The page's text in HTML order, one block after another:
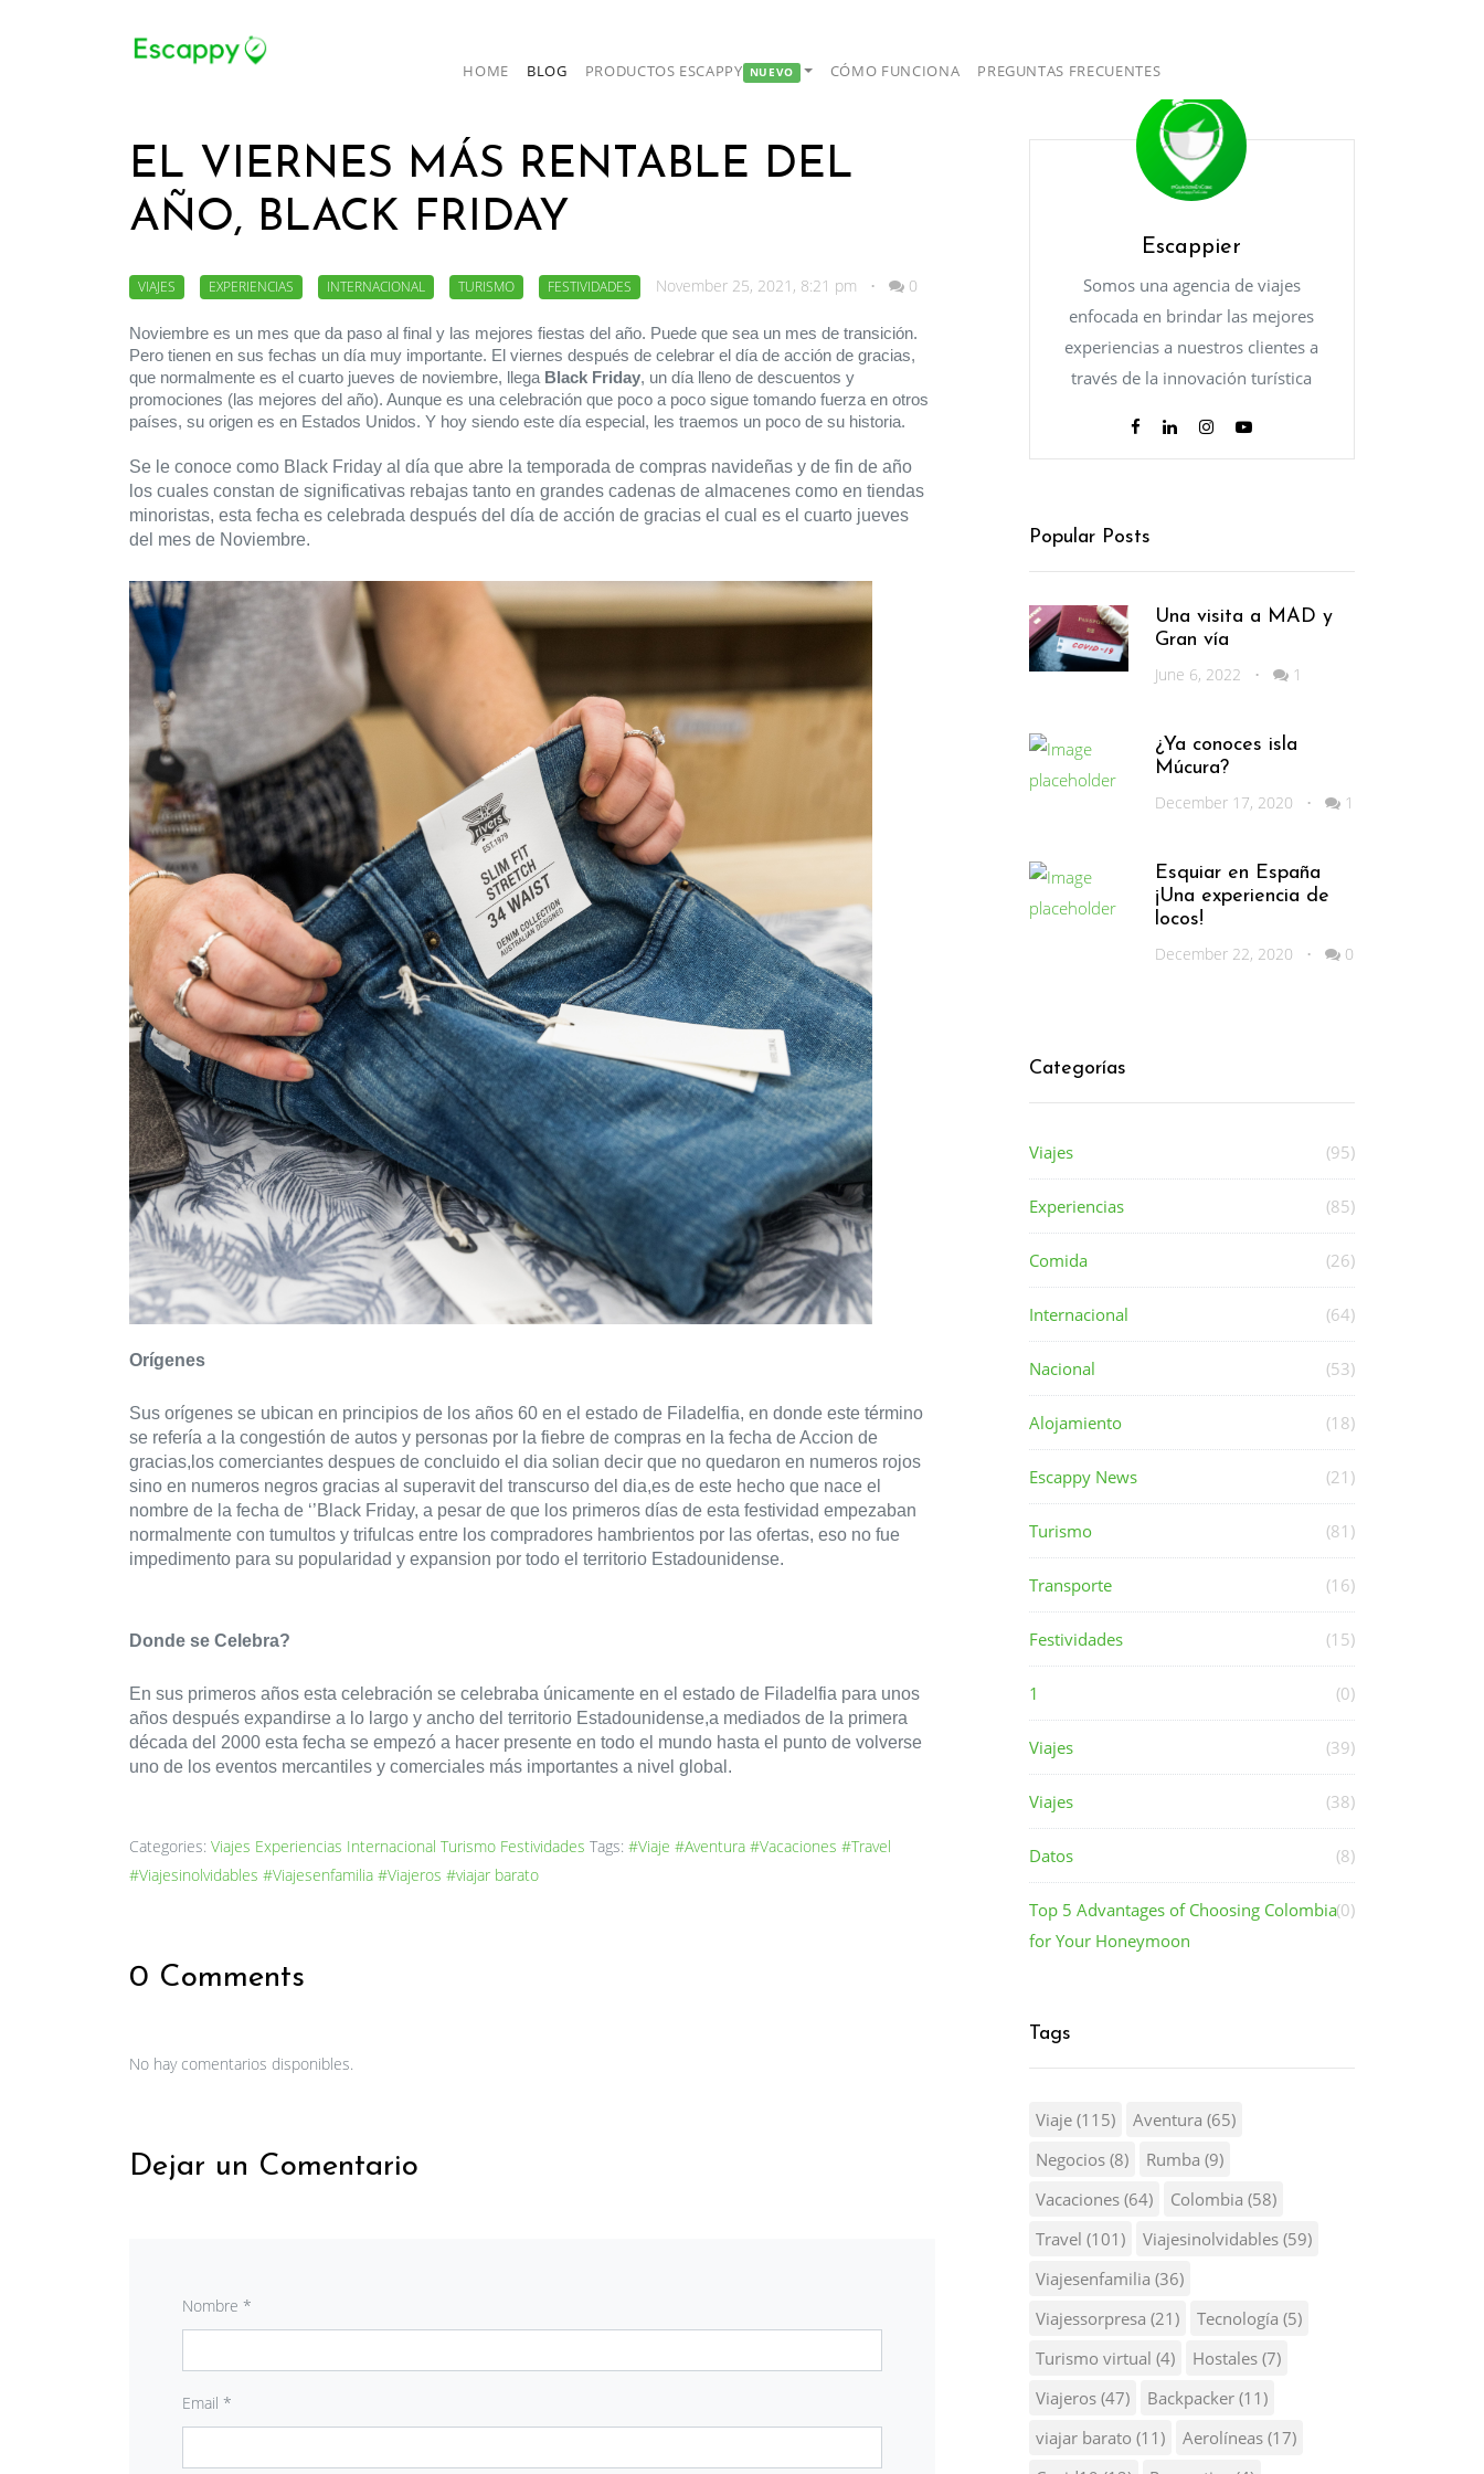
HOME BLOG PRODUCTOS ESCAPPY NUEVO CÓMO FUNCIONA PREGUNTAS FRECUENTES
EL VIERNES MÁS RENTABLE DEL
AÑO, BLACK FRIDAY
VIAJES EXPERIENCIAS INTERNACIONAL TURISMO FESTIVIDADES November 25, 2021, 8:21 pm • 0
Noviembre es un mes que da paso al final y las mejores fiestas del año. Puede que sea un mes de transición.
Pero tienen en sus fechas un día muy importante. El viernes después de celebrar el día de acción de gracias,
que normalmente es el cuarto jueves de noviembre, llega Black Friday, un día lleno de descuentos y
promociones (las mejores del año). Aunque es una celebración que poco a poco sigue tomando fuerza en otros
países, su origen es en Estados Unidos. Y hoy siendo este día especial, les traemos un poco de su historia.
Se le conoce como Black Friday al día que abre la temporada de compras navideñas y de fin de año
los cuales constan de significativas rebajas tanto en grandes cadenas de almacenes como en tiendas
minoristas, esta fecha es celebrada después del día de acción de gracias el cual es el cuarto jueves
del mes de Noviembre.
Orígenes
Sus orígenes se ubican en principios de los años 60 en el estado de Filadelfia, en donde este término
se refería a la congestión de autos y personas por la fiebre de compras en la fecha de Accion de
gracias,los comerciantes despues de concluido el dia solian decir que no quedaron en numeros rojos
sino en numeros negros gracias al superavit del transcurso del dia,es de este hecho que nace el
nombre de la fecha de ‘’Black Friday, a pesar de que los primeros días de esta festividad empezaban
normalmente con tumultos y trifulcas entre los compradores hambrientos por las ofertas, eso no fue
impedimento para su popularidad y expansion por todo el territorio Estadounidense.
Donde se Celebra?
En sus primeros años esta celebración se celebraba únicamente en el estado de Filadelfia para unos
años después expandirse a lo largo y ancho del territorio Estadounidense,a mediados de la primera
década del 2000 esta fecha se empezó a hacer presente en todo el mundo hasta el punto de volverse
uno de los eventos mercantiles y comerciales más importantes a nivel global.
Categories: Viajes Experiencias Internacional Turismo Festividades Tags: #Viaje #Aventura #Vacaciones #Travel
#Viajesinolvidables #Viajesenfamilia #Viajeros #viajar barato
0 Comments
No hay comentarios disponibles.
Dejar un Comentario
Nombre *
Email *
Escappier
Somos una agencia de viajes
enfocada en brindar las mejores
experiencias a nuestros clientes a
través de la innovación turística
Popular Posts
Una visita a MAD y
Gran vía
June 6, 2022
• 1
¿Ya conoces isla
Múcura?
December 17, 2020
• 1
Esquiar en España
¡Una experiencia de
locos!
December 22, 2020
• 0
Categorías
Viajes (95)
Experiencias (85)
Comida (26)
Internacional (64)
Nacional (53)
Alojamiento (18)
Escappy News (21)
Turismo (81)
Transporte (16)
Festividades (15)
1 (0)
Viajes (39)
Viajes (38)
Datos (8)
Top 5 Advantages of Choosing Colombia
for Your Honeymoon
(0)
Tags
Viaje (115) Aventura (65)
Negocios (8) Rumba (9)
Vacaciones (64) Colombia (58)
Travel (101) Viajesinolvidables (59)
Viajesenfamilia (36)
Viajessorpresa (21) Tecnología (5)
Turismo virtual (4) Hostales (7)
Viajeros (47) Backpacker (11)
viajar barato (11) Aerolíneas (17)